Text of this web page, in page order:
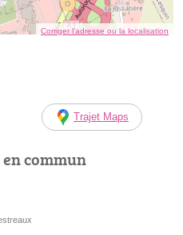
Corriger l’adresse ou la localisation
Trajet Maps
commun